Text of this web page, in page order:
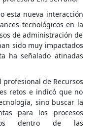
esta nueva interacción
tecnológicos en la
de administración de
sido muy impactados
ha señalado atinadas
profesional de Recursos
retos e indicó que no
sino buscar la
para los procesos
dentro de las